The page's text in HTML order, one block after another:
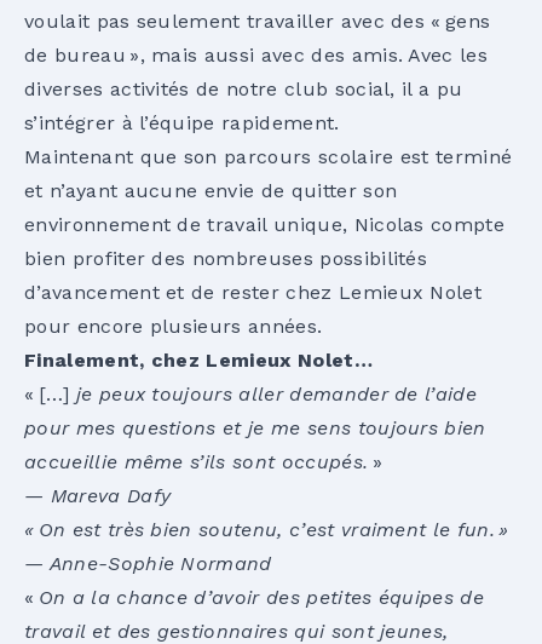
voulait pas seulement travailler avec des « gens
de bureau », mais aussi avec des amis. Avec les
diverses activités de notre club social, il a pu
s’intégrer à l’équipe rapidement.
Maintenant que son parcours scolaire est terminé
et n’ayant aucune envie de quitter son
environnement de travail unique, Nicolas compte
bien profiter des nombreuses possibilités
d’avancement et de rester chez Lemieux Nolet
pour encore plusieurs années.
Finalement, chez Lemieux Nolet…
« […] je peux toujours aller demander de l’aide
pour mes questions et je me sens toujours bien
accueillie même s’ils sont occupés. »
— Mareva Dafy
« On est très bien soutenu, c’est vraiment le fun. »
— Anne-Sophie Normand
« On a la chance d’avoir des petites équipes de
travail et des gestionnaires qui sont jeunes,